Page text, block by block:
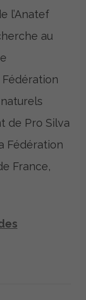
l’Anatef
au
Fédération
de Pro Silva
Fédération
France,